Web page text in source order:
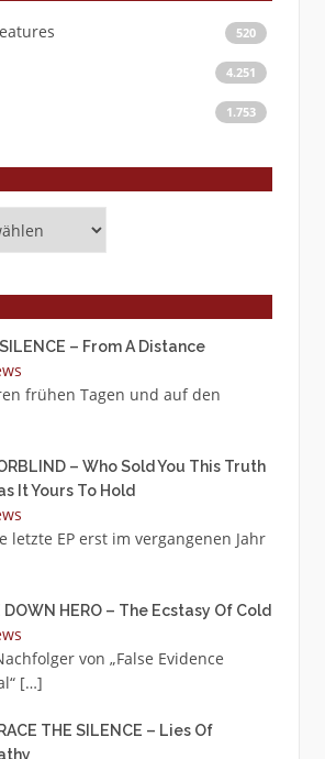
520
4.251
1.753
– From A Distance
frühen Tagen und auf den
– Who Sold You This Truth
It Yours To Hold
letzte EP erst im vergangenen Jahr
DOWN HERO – The Ecstasy Of Cold
von „False Evidence
[…]
THE SILENCE – Lies Of